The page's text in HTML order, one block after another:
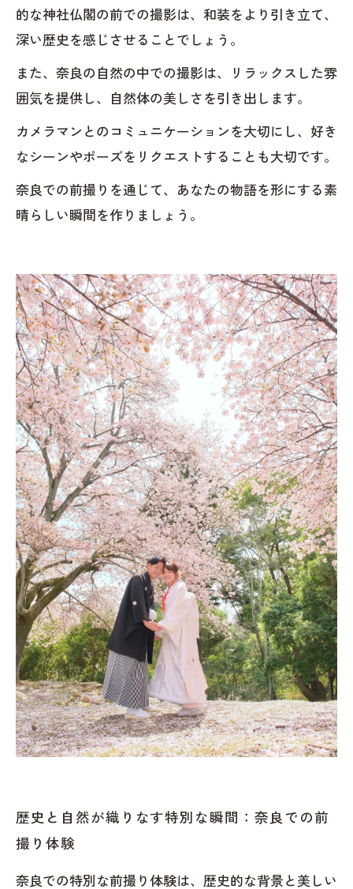
的な神社仏閣の前での撮影は、和装をより引き立て、
深い歴史を感じさせることでしょう。
また、奈良の自然の中での撮影は、リラックスした雰
囲気を提供し、自然体の美しさを引き出します。
カメラマンとのコミュニケーションを大切にし、好き
なシーンやポーズをリクエストすることも大切です。
奈良での前撮りを通じて、あなたの物語を形にする素
晴らしい瞬間を作りましょう。
歴史と自然が織りなす特別な瞬間：奈良での前
撮り体験
奈良での特別な前撮り体験は、歴史的な背景と美しい